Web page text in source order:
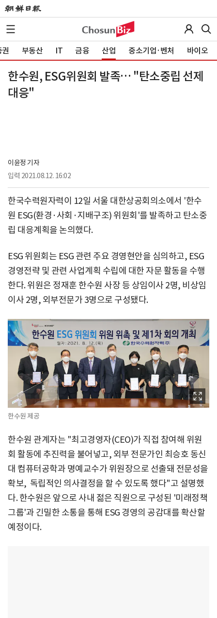
부동산 IT 금융 산업 중소기업·벤처 바이오
한수원, ESG위원회 발족… "탄소중립 선제
대응"
이윤정 기자
입력 2021.08.12. 16:02
한국수력원자력이 12일 서울 대한상공회의소에서 '한수
원 ESG(환경·사회·지배구조) 위원회'를 발족하고 탄소중
립 대응계획을 논의했다.
ESG 위원회는 ESG 관련 주요 경영현안을 심의하고, ESG
경영전략 및 관련 사업계획 수립에 대한 자문 활동을 수행
한다. 위원은 정재훈 한수원 사장 등 상임이사 2명, 비상임
이사 2명, 외부전문가 3명으로 구성됐다.
한수원 제공
한수원 관계자는 "최고경영자(CEO)가 직접 참여해 위원
회 활동에 추진력을 불어넣고, 외부 전문가인 최승호 동신
대 컴퓨터공학과 명예교수가 위원장으로 선출돼 전문성을
확보, 독립적인 의사결정을 할 수 있도록 했다"고 설명했
다. 한수원은 앞으로 사내 젊은 직원으로 구성된 '미래정책
그룹'과 긴밀한 소통을 통해 ESG 경영의 공감대를 확산할
예정이다.